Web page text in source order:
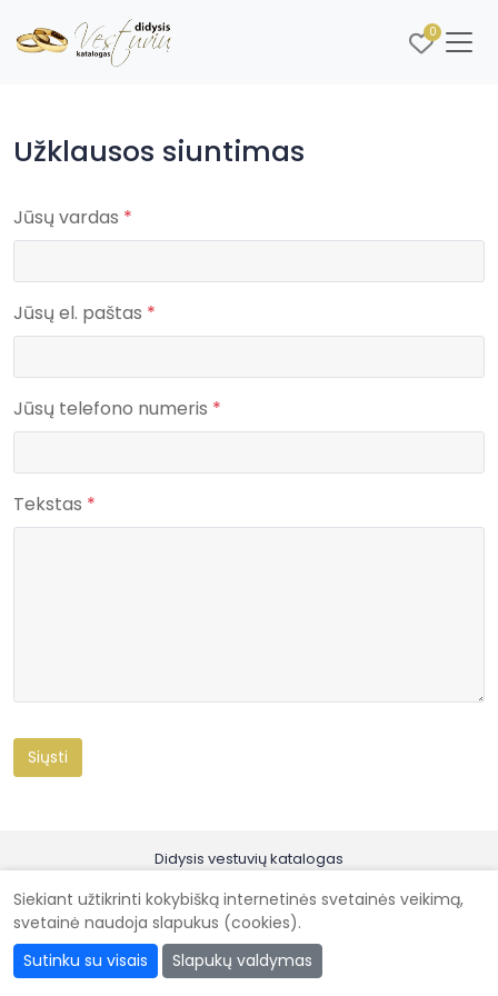
0
Užklausos siuntimas
Jūsų vardas *
Jūsų el. paštas *
Jūsų telefono numeris *
Tekstas *
Didysis vestuvių katalogas
Siekiant užtikrinti kokybišką internetinės svetainės veikimą,
svetainė naudoja slapukus (cookies).
Sutinku su visais
Slapukų valdymas